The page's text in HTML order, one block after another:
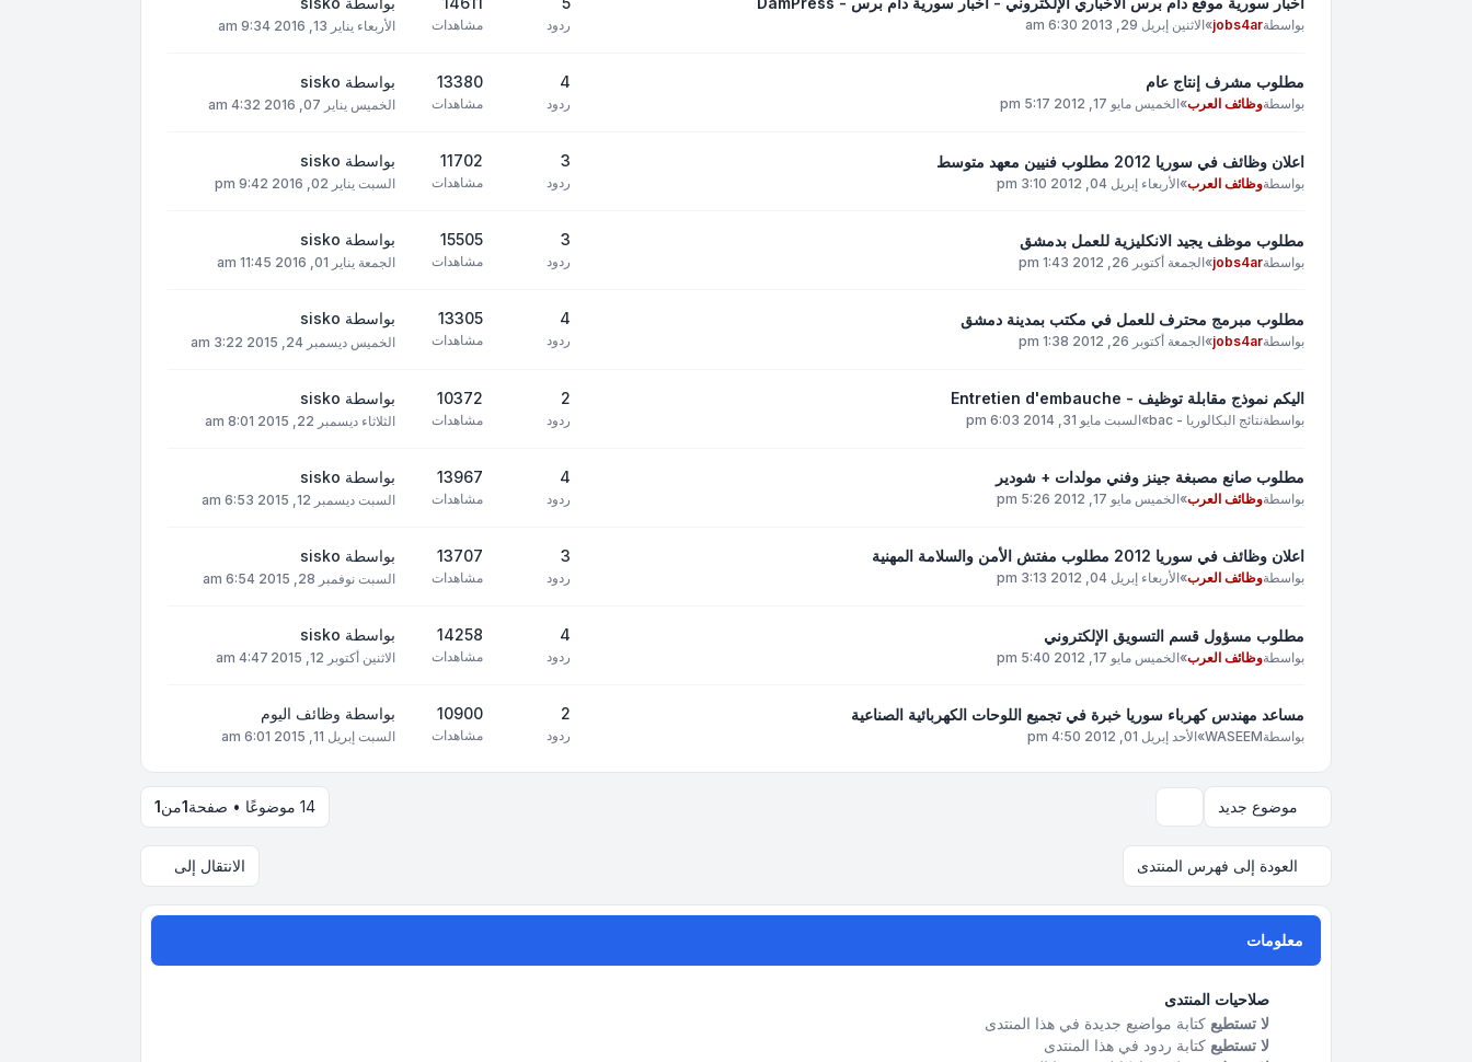
بواسطةjobs4ar
»الاثنين إبريل 29, 2013 6:30 am ردود مشاهدات الأربعاء يناير 13, 2016 9:34 am
مطلوب مشرف إنتاج عام
بواسطةوظائف العرب»الخميس مايو 17, 2012 5:17 pm
4
ردود
13380
مشاهدات
بواسطة sisko
الخميس يناير 07, 2016 4:32 am
اعلان وظائف في سوريا 2012 مطلوب فنيين معهد متوسط
بواسطةوظائف العرب»الأربعاء إبريل 04, 2012 3:10 pm
3
ردود
11702
مشاهدات
بواسطة sisko
السبت يناير 02, 2016 9:42 pm
مطلوب موظف يجيد الانكليزية للعمل بدمشق
بواسطةjobs4ar
»الجمعة أكتوبر 26, 2012 1:43 pm
3
ردود
15505
مشاهدات
بواسطة sisko
الجمعة يناير 01, 2016 11:45 am
مطلوب مبرمج محترف للعمل في مكتب بمدينة دمشق
بواسطةjobs4ar
»الجمعة أكتوبر 26, 2012 1:38 pm
4
ردود
13305
مشاهدات
بواسطة sisko
الخميس ديسمبر 24, 2015 3:22 am
اليكم نموذج مقابلة توظيف - Entretien d'embauche
بواسطةنتائج البكالوريا - bac »السبت مايو 31, 2014 6:03 pm
2
ردود
10372
مشاهدات
بواسطة sisko
الثلاثاء ديسمبر 22, 2015 8:01 am
مطلوب صانع مصبغة جينز وفني مولدات + شودير
بواسطةوظائف العرب»الخميس مايو 17, 2012 5:26 pm
4
ردود
13967
مشاهدات
بواسطة sisko
السبت ديسمبر 12, 2015 6:53 am
اعلان وظائف في سوريا 2012 مطلوب مفتش الأمن والسلامة المهنية
بواسطةوظائف العرب»الأربعاء إبريل 04, 2012 3:13 pm
3
ردود
13707
مشاهدات
بواسطة sisko
السبت نوفمبر 28, 2015 6:54 am
مطلوب مسؤول قسم التسويق الإلكتروني
بواسطةوظائف العرب»الخميس مايو 17, 2012 5:40 pm
4
ردود
14258
مشاهدات
بواسطة sisko
الاثنين أكتوبر 12, 2015 4:47 am
مساعد مهندس كهرباء سوريا خبرة في تجميع اللوحات الكهربائية الصناعية
بواسطةWASEEM
»الأحد إبريل 01, 2012 4:50 pm
2
ردود
10900
مشاهدات
بواسطة وظائف اليوم
السبت إبريل 11, 2015 6:01 am
موضوع جديد 14 موضوعًا • صفحة 1من1
العودة إلى فهرس المنتدى الانتقال إلى
معلومات
صلاحيات المنتدى
لا تستطيع كتابة مواضيع جديدة في هذا المنتدى
لا تستطيع كتابة ردود في هذا المنتدى